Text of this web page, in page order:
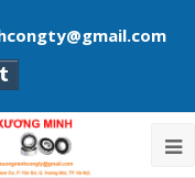
Tumblr